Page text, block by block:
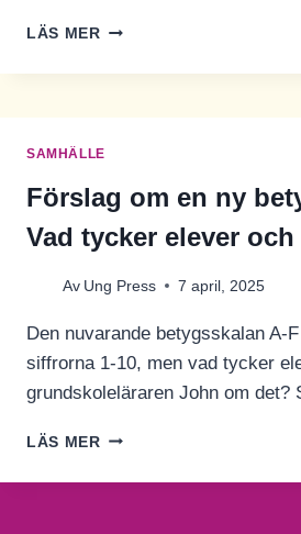
LÄS MERTHE
OF
IMPONERANDE
DEBUT
SAMHÄLLE
Förslag om en ny
Vad tycker elever och
Av Ung Press 7 april, 2025
Den nuvarande betygsskalan A-
siffrorna 1-10, men vad tycker
grundskoleläraren John om det?
LÄS MERFÖRSLAG
EN